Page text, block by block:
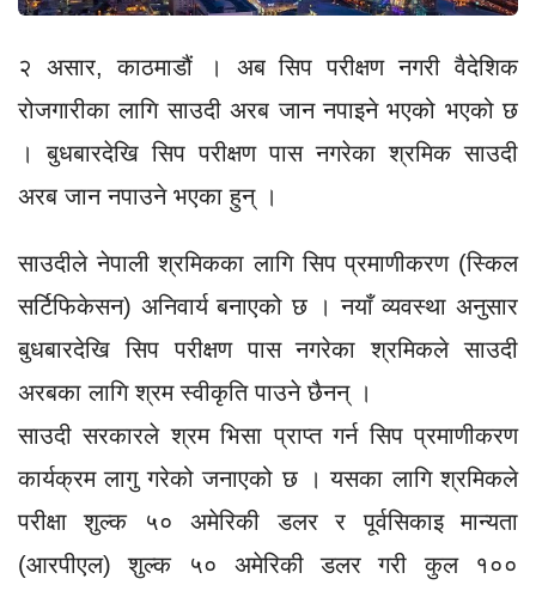
२ असार, काठमाडौं । अब सिप परीक्षण नगरी वैदेशिक
रोजगारीका लागि साउदी अरब जान नपाइने भएको भएको छ
। बुधबारदेखि सिप परीक्षण पास नगरेका श्रमिक साउदी
अरब जान नपाउने भएका हुन् ।
साउदीले नेपाली श्रमिकका लागि सिप प्रमाणीकरण (स्किल
सर्टिफिकेसन) अनिवार्य बनाएको छ । नयाँ व्यवस्था अनुसार
बुधबारदेखि सिप परीक्षण पास नगरेका श्रमिकले साउदी
अरबका लागि श्रम स्वीकृति पाउने छैनन् ।
साउदी सरकारले श्रम भिसा प्राप्त गर्न सिप प्रमाणीकरण
कार्यक्रम लागु गरेको जनाएको छ । यसका लागि श्रमिकले
परीक्षा शुल्क ५० अमेरिकी डलर र पूर्वसिकाइ मान्यता
(आरपीएल) शुल्क ५० अमेरिकी डलर गरी कुल १००